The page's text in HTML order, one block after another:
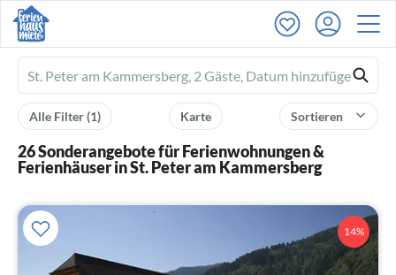
Ferienhausmiete
logo
Sortieren
Karte
Alle Filter(1)
26 Sonderangebote für Ferienwohnungen &
Ferienhäuser in St. Peter am Kammersberg
14%